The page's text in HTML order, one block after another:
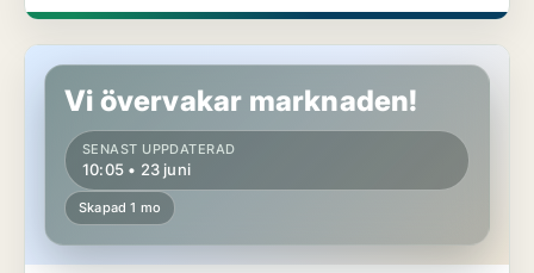
Industrilokal i Nyköping
Vi övervakar marknaden!
SENAST UPPDATERAD
10:05 • 23 juni
Skapad 1 mo